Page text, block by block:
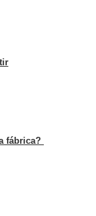
fábrica?